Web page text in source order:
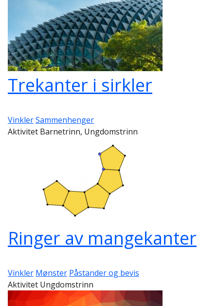
Trekanter i sirkler
VinklerSammenhenger
Aktivitet Barnetrinn, Ungdomstrinn
Ringer av mangekanter
Vinkler Mønster Påstander og bevis
Aktivitet Ungdomstrinn